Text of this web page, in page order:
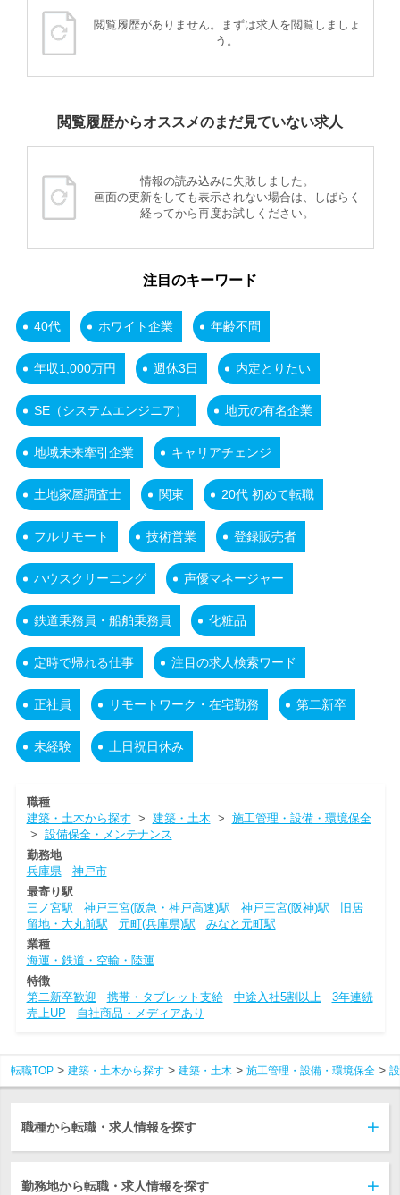
閲覧履歴がありません。まずは求人を閲覧しましょ
う。
閲覧履歴からオススメのまだ見ていない求人
情報の読み込みに失敗しました。
画面の更新をしても表示されない場合は、しばらく
経ってから再度お試しください。
注目のキーワード
40代 ホワイト企業 年齢不問
年収1,000万円 週休3日 内定とりたい
SE（システムエンジニア） 地元の有名企業
地域未来牽引企業 キャリアチェンジ
土地家屋調査士 関東 20代 初めて転職
フルリモート 技術営業 登録販売者
ハウスクリーニング 声優マネージャー
鉄道乗務員・船舶乗務員 化粧品
定時で帰れる仕事 注目の求人検索ワード
正社員 リモートワーク・在宅勤務 第二新卒
未経験 土日祝日休み
職種
建築・土木から探す > 建築・土木 > 施工管理・設備・環境保全
> 設備保全・メンテナンス
勤務地
兵庫県
神戸市
最寄り駅
三ノ宮駅
神戸三宮(阪急・神戸高速)駅 神戸三宮(阪神)駅
旧居
留地・大丸前駅
元町(兵庫県)駅
みなと元町駅
業種
海運・鉄道・空輸・陸運
特徴
第二新卒歓迎
携帯・タブレット支給 中途入社5割以上
3年連続
売上UP
自社商品・メディアあり
転職TOP 建築・土木から探す 建築・土木 施工管理・設備・環境保全
職種から転職・求人情報を探す
勤務地から転職・求人情報を探す